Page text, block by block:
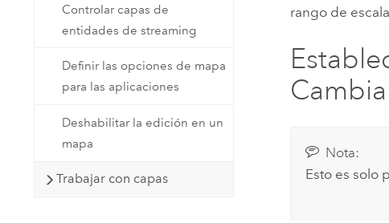
Controlar capas de
entidades de streaming
Definir las opciones de mapa
para las aplicaciones
Deshabilitar la edición en un
mapa
Trabajar con capas
rango de
Nota:
Esto es solo